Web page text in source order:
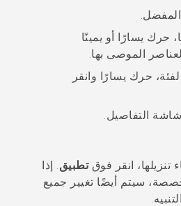
، حرك يسارًا أو يمينًا
الموصى بها.
حرك يسارًا وانقر
التفاصيل.
تنزيلها، انقر فوقتطبيق . إذا
سيتم أيضًا تغيير جميع